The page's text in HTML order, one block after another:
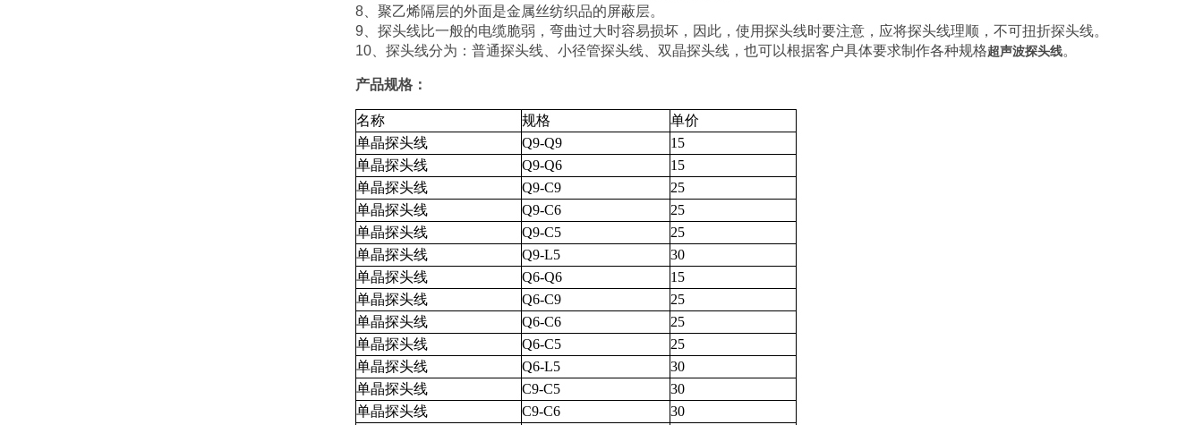
8、聚乙烯隔层的外面是金属丝纺织品的屏蔽层。
9、探头线比一般的电缆脆弱，弯曲过大时容易损坏，因此，使用探头线时要注意，应将探头线理顺，不可扭折探头线。
10、探头线分为：普通探头线、小径管探头线、双晶探头线，也可以根据客户具体要求制作各种规格超声波探头线。
产品规格：
名称 规格
单价
单晶探头线
Q9-Q9
15
单晶探头线
Q9-Q6
15
单晶探头线
Q9-C9
25
单晶探头线
Q9-C6
25
单晶探头线
Q9-C5
25
单晶探头线
Q9-L5
30
单晶探头线
Q6-Q6
15
单晶探头线
Q6-C9
25
单晶探头线
Q6-C6
25
单晶探头线
Q6-C5
25
单晶探头线
Q6-L5
30
单晶探头线
C9-C5
30
单晶探头线
C9-C6
30